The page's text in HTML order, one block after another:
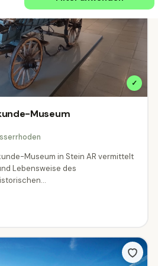
Burgenland 742 3120
Steiermark
Wien 234
✓
Museum
Museum in Stein AR vermittelt
Lebensweise des